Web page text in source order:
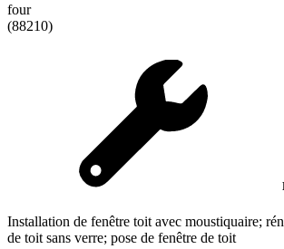
four
(88210)
Installation de fenêtre toit avec moustiquaire;
de toit sans verre; pose de fenêtre de toit